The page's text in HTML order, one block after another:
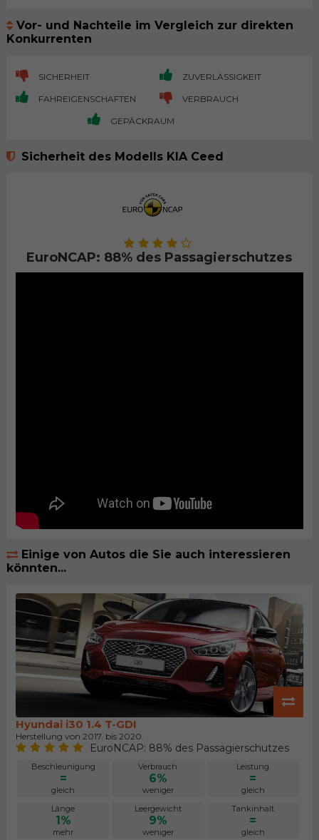
Vor- und Nachteile im Vergleich zur direkten
Konkurrenten
SICHERHEIT ZUVERLÄSSIGKEIT
FAHREIGENSCHAFTEN VERBRAUCH
GEPÄCKRAUM
Sicherheit des Modells KIA Ceed
EuroNCAP: 88% des Passagierschutzes
Einige von Autos die Sie auch interessieren
könnten...
Hyundai i30 1.4 T-GDI
Herstellung von 2017. bis 2020.
EuroNCAP: 88% des Passagierschutzes
Beschleunigung
=
gleich
Verbrauch
6%
weniger
Leistung
=
gleich
Länge
1%
mehr
Leergewicht
9%
weniger
Tankinhalt
=
gleich